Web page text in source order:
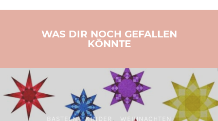
WAS DIR NOCH GEFALLEN
KÖNNTE
BASTELN KINDER WEIHNACHTEN